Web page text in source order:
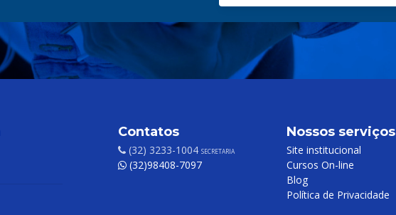
Contatos
(32) 3233-1004 SECRETARIA
(32)98408-7097
Nossos serviços
Site institucional
Cursos On-line
Blog
Política de Privacidade